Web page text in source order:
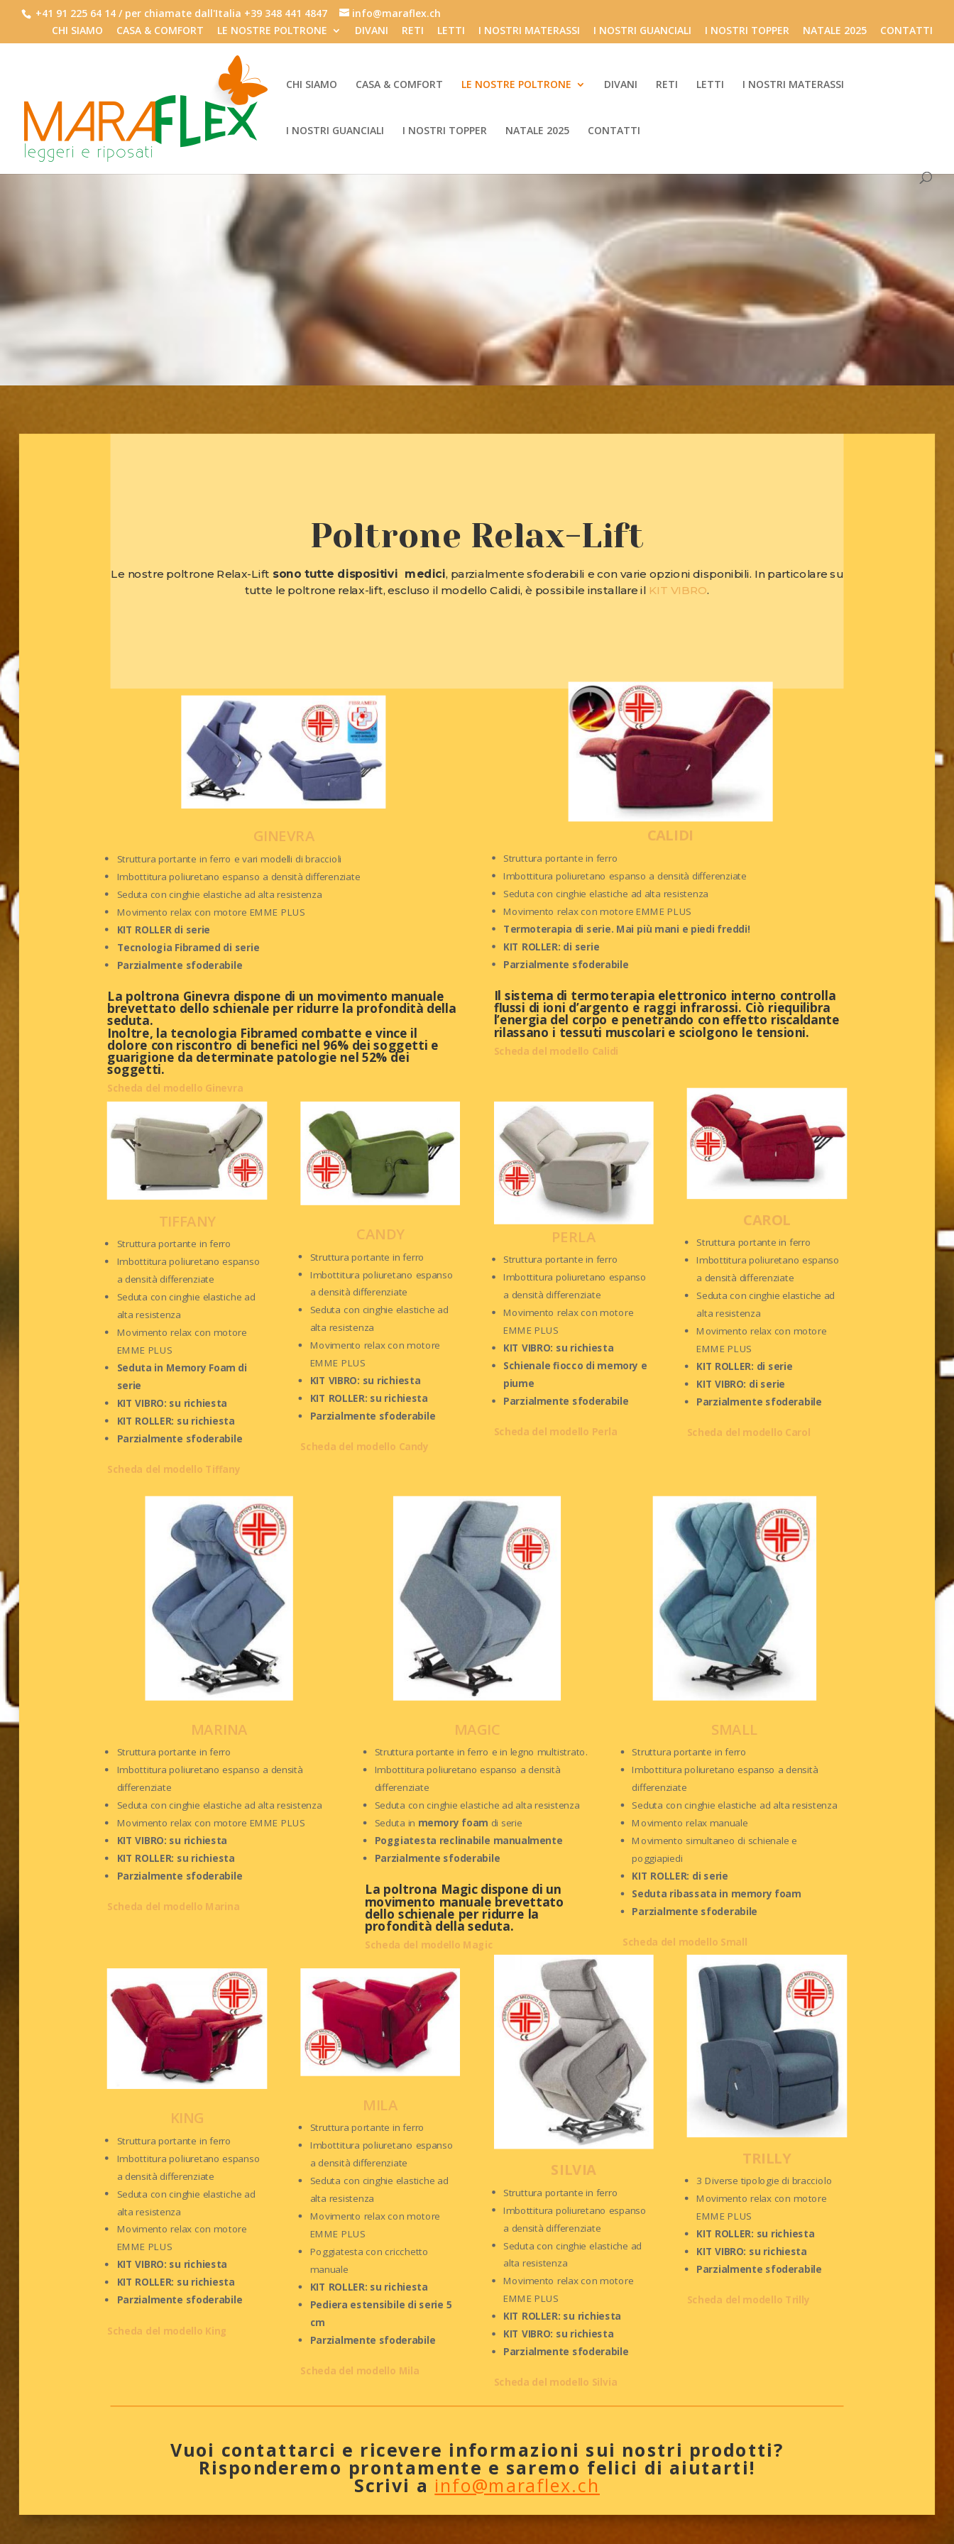
+41 91 225 64 14 / per chiamate dall'Italia +39 348 441 4847
info@maraflex.ch
CHI SIAMO
CASA & COMFORT LE NOSTRE POLTRONE DIVANI RETI LETTI I NOSTRI MATERASSI I NOSTRI GUANCIALI I NOSTRI TOPPER NATALE 2025 CONTATTI
CHI SIAMO CASA & COMFORT LE NOSTRE POLTRONE DIVANI RETI LETTI I NOSTRI MATERASSI
I NOSTRI GUANCIALI I NOSTRI TOPPER NATALE 2025 CONTATTI
Poltrone Relax-Lift
Le nostre poltrone Relax-Lift sono tutte dispositivi medici, parzialmente sfoderabili e con varie opzioni disponibili. In particolare su
tutte le poltrone relax-lift, escluso il modello Calidi, è possibile installare il KIT VIBRO.
GINEVRA
Struttura portante in ferro e vari modelli di braccioli
Imbottitura poliuretano espanso a densità differenziate
Seduta con cinghie elastiche ad alta resistenza
Movimento relax con motore EMME PLUS
KIT ROLLER di serie
Tecnologia Fibramed di serie
Parzialmente sfoderabile
La poltrona Ginevra dispone di un movimento manuale
brevettato dello schienale per ridurre la profondità della
seduta.
Inoltre, la tecnologia Fibramed combatte e vince il
dolore con riscontro di benefici nel 96% dei soggetti e
guarigione da determinate patologie nel 52% dei
soggetti.
Scheda del modello Ginevra
CALIDI
Struttura portante in ferro
Imbottitura poliuretano espanso a densità differenziate
Seduta con cinghie elastiche ad alta resistenza
Movimento relax con motore EMME PLUS
Termoterapia di serie. Mai più mani e piedi freddi!
KIT ROLLER: di serie
Parzialmente sfoderabile
Il sistema di termoterapia elettronico interno controlla
flussi di ioni d’argento e raggi infrarossi. Ciò riequilibra
l’energia del corpo e penetrando con effetto riscaldante
rilassano i tessuti muscolari e sciolgono le tensioni.
Scheda del modello Calidi
TIFFANY
Struttura portante in ferro
Imbottitura poliuretano espanso
a densità differenziate
Seduta con cinghie elastiche ad
alta resistenza
Movimento relax con motore
EMME PLUS
Seduta in Memory Foam di
serie
KIT VIBRO: su richiesta
KIT ROLLER: su richiesta
Parzialmente sfoderabile
Scheda del modello Tiffany
CANDY
Struttura portante in ferro
Imbottitura poliuretano espanso
a densità differenziate
Seduta con cinghie elastiche ad
alta resistenza
Movimento relax con motore
EMME PLUS
KIT VIBRO: su richiesta
KIT ROLLER: su richiesta
Parzialmente sfoderabile
Scheda del modello Candy
PERLA
Struttura portante in ferro
Imbottitura poliuretano espanso
a densità differenziate
Movimento relax con motore
EMME PLUS
KIT VIBRO: su richiesta
Schienale fiocco di memory e
piume
Parzialmente sfoderabile
Scheda del modello Perla
CAROL
Struttura portante in ferro
Imbottitura poliuretano espanso
a densità differenziate
Seduta con cinghie elastiche ad
alta resistenza
Movimento relax con motore
EMME PLUS
KIT ROLLER: di serie
KIT VIBRO: di serie
Parzialmente sfoderabile
Scheda del modello Carol
MARINA
Struttura portante in ferro
Imbottitura poliuretano espanso a densità
differenziate
Seduta con cinghie elastiche ad alta resistenza
Movimento relax con motore EMME PLUS
KIT VIBRO: su richiesta
KIT ROLLER: su richiesta
Parzialmente sfoderabile
Scheda del modello Marina
MAGIC
Struttura portante in ferro e in legno multistrato.
Imbottitura poliuretano espanso a densità
differenziate
Seduta con cinghie elastiche ad alta resistenza
Seduta in memory foam di serie
Poggiatesta reclinabile manualmente
Parzialmente sfoderabile
La poltrona Magic dispone di un
movimento manuale brevettato
dello schienale per ridurre la
profondità della seduta.
Scheda del modello Magic
SMALL
Struttura portante in ferro
Imbottitura poliuretano espanso a densità
differenziate
Seduta con cinghie elastiche ad alta resistenza
Movimento relax manuale
Movimento simultaneo di schienale e
poggiapiedi
KIT ROLLER: di serie
Seduta ribassata in memory foam
Parzialmente sfoderabile
Scheda del modello Small
KING
Struttura portante in ferro
Imbottitura poliuretano espanso
a densità differenziate
Seduta con cinghie elastiche ad
alta resistenza
Movimento relax con motore
EMME PLUS
KIT VIBRO: su richiesta
KIT ROLLER: su richiesta
Parzialmente sfoderabile
Scheda del modello King
MILA
Struttura portante in ferro
Imbottitura poliuretano espanso
a densità differenziate
Seduta con cinghie elastiche ad
alta resistenza
Movimento relax con motore
EMME PLUS
Poggiatesta con cricchetto
manuale
KIT ROLLER: su richiesta
Pediera estensibile di serie 5
cm
Parzialmente sfoderabile
Scheda del modello Mila
SILVIA
Struttura portante in ferro
Imbottitura poliuretano espanso
a densità differenziate
Seduta con cinghie elastiche ad
alta resistenza
Movimento relax con motore
EMME PLUS
KIT ROLLER: su richiesta
KIT VIBRO: su richiesta
Parzialmente sfoderabile
Scheda del modello Silvia
TRILLY
3 Diverse tipologie di bracciolo
Movimento relax con motore
EMME PLUS
KIT ROLLER: su richiesta
KIT VIBRO: su richiesta
Parzialmente sfoderabile
Scheda del modello Trilly
Vuoi contattarci e ricevere informazioni sui nostri prodotti?
Risponderemo prontamente e saremo felici di aiutarti!
Scrivi a info@maraflex.ch